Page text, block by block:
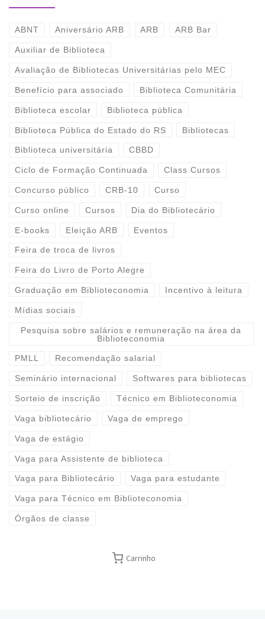
ABNT Aniversário ARB ARB ARB Bar
Auxiliar de Biblioteca
Avaliação de Bibliotecas Universitárias pelo MEC
Benefício para associado Biblioteca Comunitária
Biblioteca escolar Biblioteca pública
Biblioteca Pública do Estado do RS Bibliotecas
Biblioteca universitária CBBD
Ciclo de Formação Continuada Class Cursos
Concurso público CRB-10 Curso
Curso online Cursos Dia do Bibliotecário
E-books Eleição ARB Eventos
Feira de troca de livros
Feira do Livro de Porto Alegre
Graduação em Biblioteconomia Incentivo à leitura
Mídias sociais
Pesquisa sobre salários e remuneração na área da
Biblioteconomia
PMLL Recomendação salarial
Seminário internacional Softwares para bibliotecas
Sorteio de inscrição Técnico em Biblioteconomia
Vaga bibliotecário Vaga de emprego
Vaga de estágio
Vaga para Assistente de biblioteca
Vaga para Bibliotecário Vaga para estudante
Vaga para Técnico em Biblioteconomia
Órgãos de classe
Carrinho